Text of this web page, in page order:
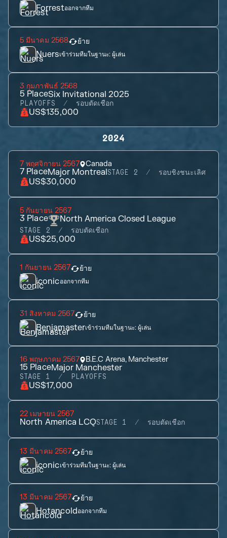
Forrestออกจากทีม
5 มีนาคม 2568 ย้าย
Nuersเข้าร่วมทีมในฐานะ:ผู้เล่น
3 กุมภาพันธ์ 2568
5 PlaceSix Invitational 2025
PLAYOFFS รอบตัดเชือก
US$135,000
2024
7 พฤศจิกายน 2567 Canada
7 PlaceMajor MontrealSTAGE 2 รอบชิงชนะเลิศ
US$30,000
5 กันยายน 2567
3 Place North America Closed League
STAGE 2 รอบตัดเชือก
US$25,000
1 กันยายน 2567 ย้าย
iconicออกจากทีม
31 สิงหาคม 2567 ย้าย
Benjamasterเข้าร่วมทีมในฐานะ:ผู้เล่น
16 พฤษภาคม 2567 B.E.C Arena, Manchester
15 PlaceMajor Manchester
STAGE 1 PLAYOFFS
US$17,000
22 เมษายน 2567
North America LCQSTAGE 1 รอบตัดเชือก
13 มีนาคม 2567 ย้าย
iconicเข้าร่วมทีมในฐานะ:ผู้เล่น
13 มีนาคม 2567 ย้าย
Hotancoldออกจากทีม